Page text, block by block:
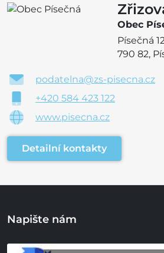
Obec
Písečná
790 82,
podatelna@zs-pisecna.cz
+420 584 423 122
www.pisecna.cz
Detailní kontakty
Napište nám